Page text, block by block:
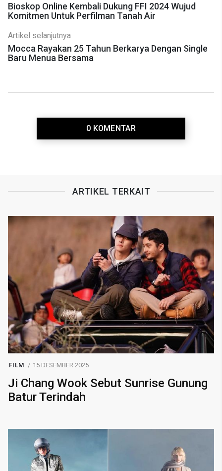
Bioskop Online Kembali Dukung FFI 2024 Wujud
Komitmen Untuk Perfilman Tanah Air
Artikel selanjutnya
Mocca Rayakan 25 Tahun Berkarya Dengan Single
Baru Menua Bersama
0 KOMENTAR
ARTIKEL TERKAIT
FILM 15 DESEMBER 2025
Ji Chang Wook Sebut Sunrise Gunung
Batur Terindah